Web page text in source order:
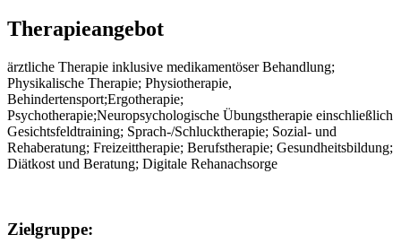
Therapieangebot
ärztliche Therapie inklusive medikamentöser Behandlung;
Physikalische Therapie; Physiotherapie,
Behindertensport;Ergotherapie;
Psychotherapie;Neuropsychologische Übungstherapie einschließlich
Gesichtsfeldtraining; Sprach-/Schlucktherapie; Sozial- und
Rehaberatung; Freizeittherapie; Berufstherapie; Gesundheitsbildung;
Diätkost und Beratung; Digitale Rehanachsorge
Zielgruppe: